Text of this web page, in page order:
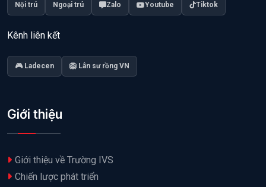
Nội trú Ngoại trú Zalo Youtube Tiktok
Kênh liên kết
🎮 Ladecen 🦁 Lân sư rồng VN
Giới thiệu
Giới thiệu về Trường IVS
Chiến lược phát triển